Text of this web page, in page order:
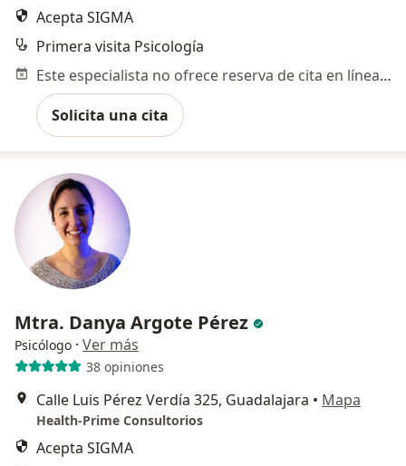
Acepta SIGMA
Primera visita Psicología
Este especialista no ofrece reserva de cita en línea en esta dirección.
Solicita una cita
Mtra. Danya Argote Pérez
Psicólogo · Ver más
38 opiniones
Calle Luis Pérez Verdía 325, Guadalajara • Mapa
Health-Prime Consultorios
Acepta SIGMA